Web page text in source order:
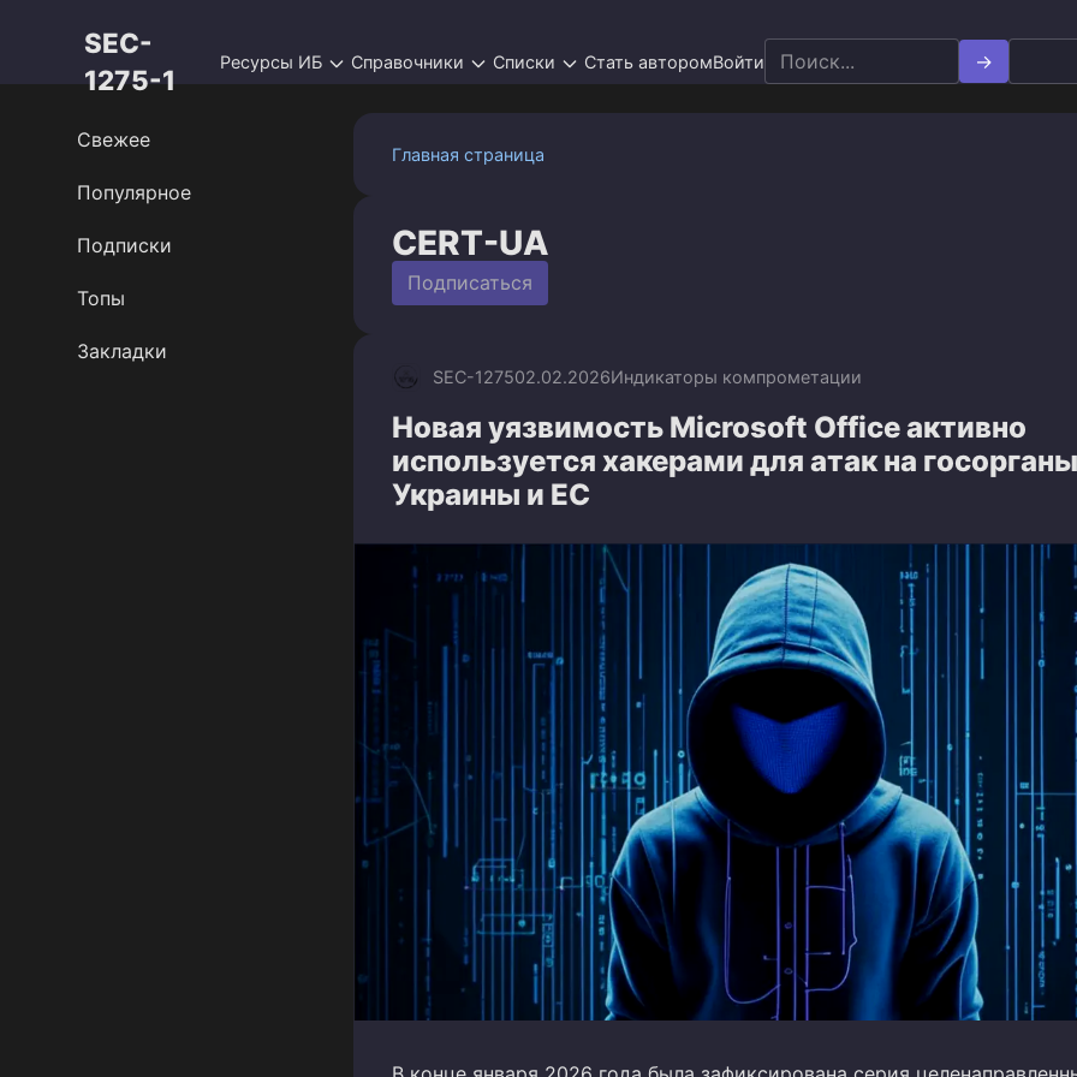
SEC-
1275-1
Ресурсы ИБ Справочники Списки Стать авторомВойти Search
for:
Главная страница
CERT-UA
Подписаться
SEC-127502.02.2026Индикаторы компрометации
Новая уязвимость Microsoft Office активно
используется хакерами для атак на госорганы
Украины и ЕС
Свежее
Популярное
Подписки
Топы
Закладки